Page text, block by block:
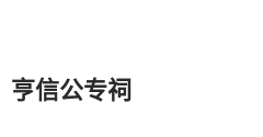
亨信公专祠